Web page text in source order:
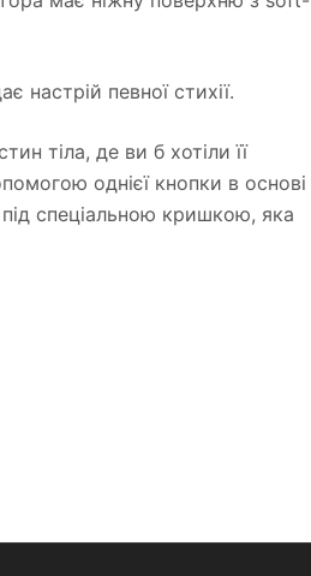
настрій певної стихії.
тіла, де ви б хотіли її
однієї кнопки в основі
спеціальною кришкою, яка